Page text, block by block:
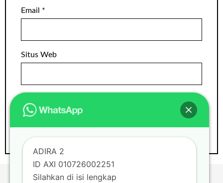
Email *
Situs Web
ADIRA 2
ID AXI 010726002251
Silahkan di isi lengkap